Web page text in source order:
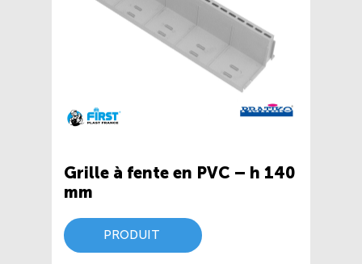
Grille à fente en PVC – h 140
mm
PRODUIT